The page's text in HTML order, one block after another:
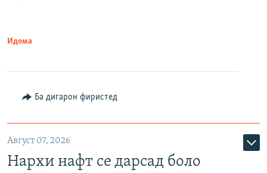
Идома
Ба дигарон фиристед
Август 07, 2026
Нархи нафт се дарсад боло